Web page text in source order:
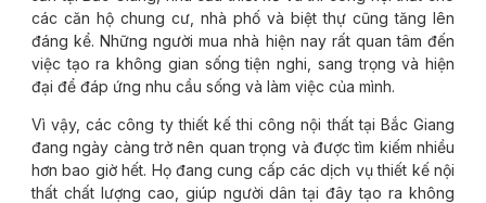
các căn hộ chung cư, nhà phố và biệt thự cũng tăng lên
đáng kể. Những người mua nhà hiện nay rất quan tâm đến
việc tạo ra không gian sống tiện nghi, sang trọng và hiện
đại để đáp ứng nhu cầu sống và làm việc của mình.
Vì vậy, các công ty thiết kế thi công nội thất tại Bắc Giang
đang ngày càng trở nên quan trọng và được tìm kiếm nhiều
hơn bao giờ hết. Họ đang cung cấp các dịch vụ thiết kế nội
thất chất lượng cao, giúp người dân tại đây tạo ra không